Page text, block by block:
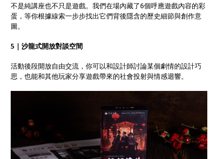
不是純講座也不只是遊戲。我們在場內藏了6個呼應遊戲內容的彩
蛋，等你根據線索一步步找出它們背後隱含的歷史細節與創作意
圖。
5｜沙龍式開放對談空間
活動後段開放自由交流，你可以和設計師討論某個劇情的設計巧
思，也能和其他玩家分享遊戲帶來的社會投射與情感迴響。